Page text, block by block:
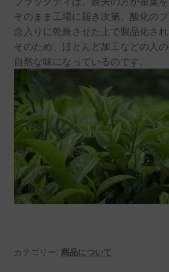
そのまま工場に届き次第、酸化のプ
念入りに乾燥させた上で製品化され
そのため、ほとんど加工などの人の
自然な味になっているのです。
カテゴリー: 商品について